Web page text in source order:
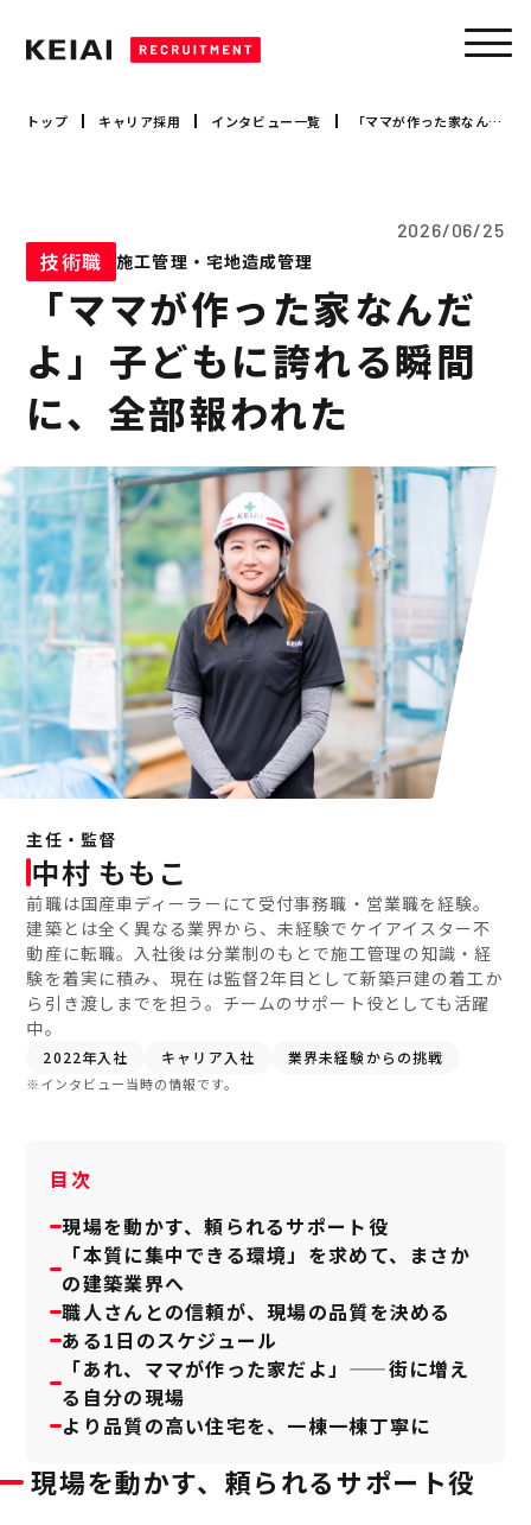
技術職
コーポレート職
募集要項
新卒採用
大卒 採用
大卒 インターンシップ
高卒 採用
会社を知る
会社概要
事業領域
数字で見るケイアイ
トップ キャリア採用 インタビュー一覧 「ママが作った家なんだよ」子どもに誇れる瞬間に、全部報われた
2026/06/25
技術職 施工管理・宅地造成管理
「ママが作った家なんだ
よ」子どもに誇れる瞬間
に、全部報われた
主任・監督
中村 ももこ
前職は国産車ディーラーにて受付事務職・営業職を経験。
建築とは全く異なる業界から、未経験でケイアイスター不
動産に転職。入社後は分業制のもとで施工管理の知識・経
験を着実に積み、現在は監督2年目として新築戸建の着工か
ら引き渡しまでを担う。チームのサポート役としても活躍
中。
2022年入社 キャリア入社 業界未経験からの挑戦
※インタビュー当時の情報です。
現場を動かす、頼られるサポート役
目次
現場を動かす、頼られるサポート役
「本質に集中できる環境」を求めて、まさか
の建築業界へ
職人さんとの信頼が、現場の品質を決める
ある1日のスケジュール
「あれ、ママが作った家だよ」——街に増え
る自分の現場
より品質の高い住宅を、一棟一棟丁寧に